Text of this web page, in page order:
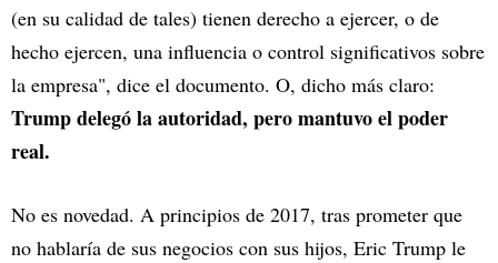
(en su calidad de tales) tienen derecho a ejercer, o de
hecho ejercen, una influencia o control significativos sobre
la empresa", dice el documento. O, dicho más claro:
Trump delegó la autoridad, pero mantuvo el poder
real.
No es novedad. A principios de 2017, tras prometer que
no hablaría de sus negocios con sus hijos, Eric Trump le